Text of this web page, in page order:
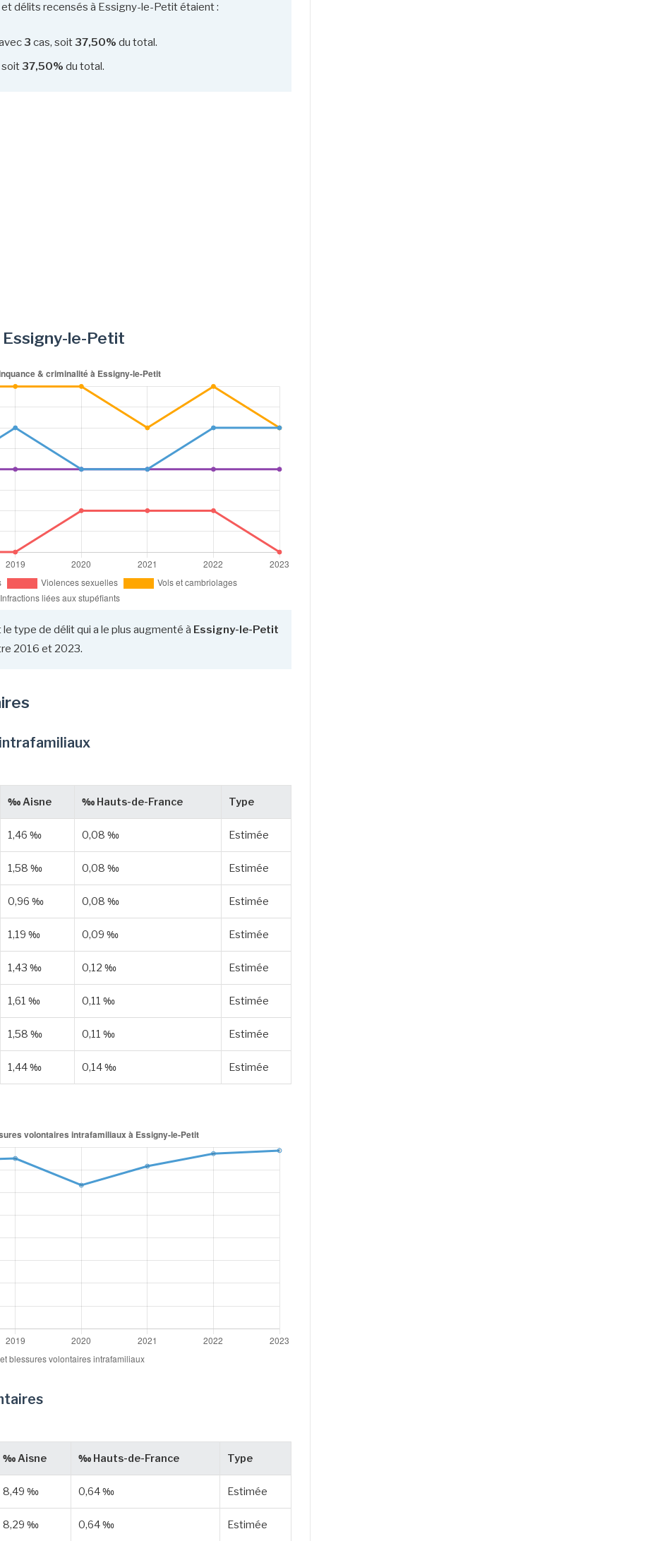
délits recensés à Essigny-le-Petit étaient :
3 cas, soit37,50% du total.
soit37,50% du total.
Essigny-le-Petit
type de délit qui a le plus augmenté à Essigny-le-Petit
2016 et 2023.
‰ Aisne ‰ Hauts-de-France Type
1,46 ‰ 0,08 ‰ Estimée
1,58 ‰ 0,08 ‰ Estimée
0,96 ‰ 0,08 ‰ Estimée
1,19 ‰ 0,09 ‰ Estimée
1,43 ‰ 0,12 ‰ Estimée
1,61 ‰ 0,11 ‰ Estimée
1,58 ‰ 0,11 ‰ Estimée
1,44 ‰ 0,14 ‰ Estimée
‰ Aisne ‰ Hauts-de-France Type
8,49 ‰ 0,64 ‰ Estimée
8,29 ‰ 0,64 ‰ Estimée